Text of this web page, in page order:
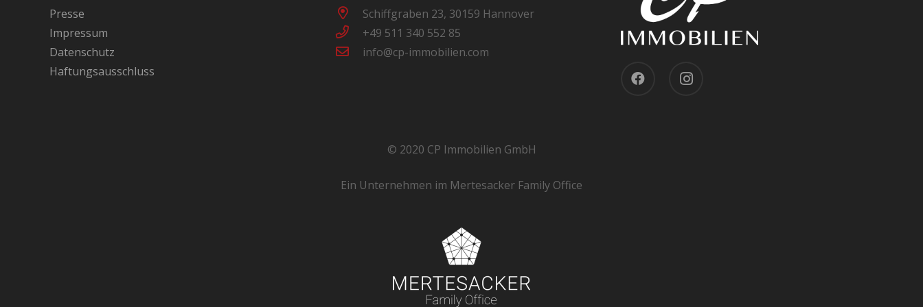
Presse
Impressum
Datenschutz
Haftungsausschluss
Schiffgraben 23, 30159 Hannover
+49 511 340 552 85
info@cp-immobilien.com
© 2020 CP Immobilien GmbH
Ein Unternehmen im Mertesacker Family Office